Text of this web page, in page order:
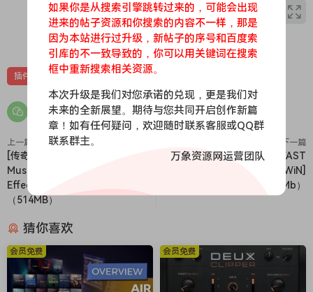
– Added a second Library view: List view
– Added a “Search Modules” feature in the Library
Team RET
0 0
插件 效果器
上一篇
[传奇踏板效果插件套装]Moog
Music Complete Moogerfooger
Effects Bundle v1.3.0 [MacOSX]
（514MB）
下一篇
[AI智能插件合集]Focusrite FAST
bundle v2023.07 [WiN]
（170Mb）
猜你喜欢
会员免费 会员免费
如果你是从搜索引擎跳转过来的，可能会出现
进来的帖子资源和你搜索的内容不一样，那是
因为本站进行过升级，新帖子的序号和百度索
引库的不一致导致的，你可以用关键词在搜索
框中重新搜索相关资源。
本次升级是我们对您承诺的兑现，更是我们对
未来的全新展望。期待与您共同开启创作新篇
章！如有任何疑问，欢迎随时联系客服或QQ群
联系群主。
万象资源网运营团队